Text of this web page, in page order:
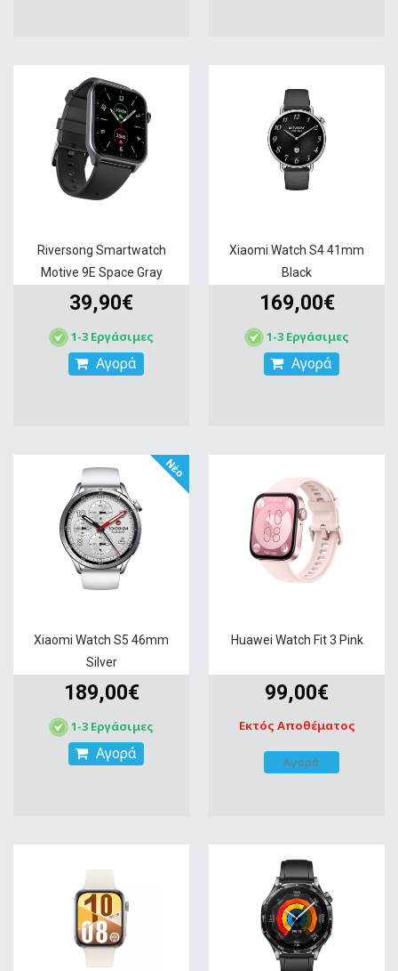
Riversong Smartwatch
Motive 9E Space Gray
39,90€
1-3 Εργάσιμες
Αγορά
Xiaomi Watch S4 41mm
Black
169,00€
1-3 Εργάσιμες
Αγορά
Νέο
Xiaomi Watch S5 46mm
Silver
189,00€
1-3 Εργάσιμες
Αγορά
Huawei Watch Fit 3 Pink
99,00€
Εκτός Αποθέματος
Αγορά